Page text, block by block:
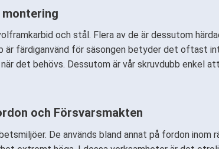
montering
och stål. Flera av de är dessutom
är färdiganvänd för säsongen betyder det oftast
det behövs. Dessutom är vår skruvdubb enkel
och Försvarsmakten
De används bland annat på fordon